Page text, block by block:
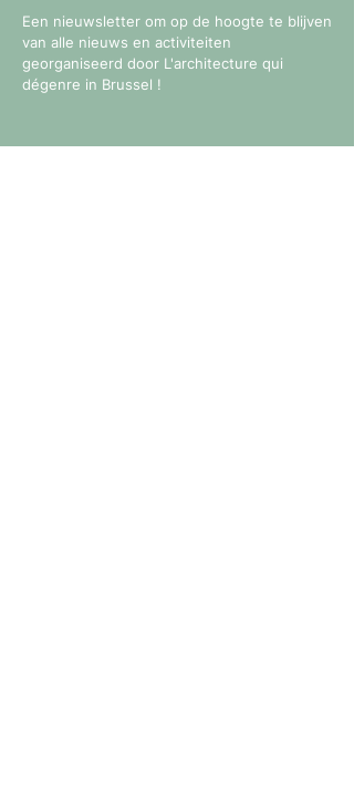
Een nieuwsletter om op de hoogte te blijven
van alle nieuws en activiteiten
georganiseerd door L'architecture qui
dégenre in Brussel !